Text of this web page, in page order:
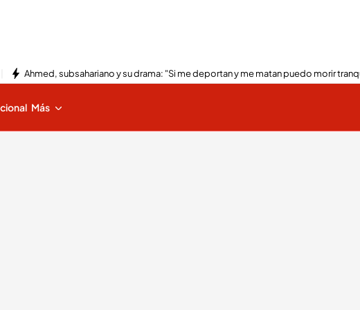
Ahmed, subsahariano y su drama: "Si me deportan y me matan puedo morir
Más